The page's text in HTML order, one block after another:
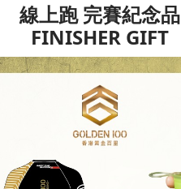
線上跑 完賽紀念品
FINISHER GIFT